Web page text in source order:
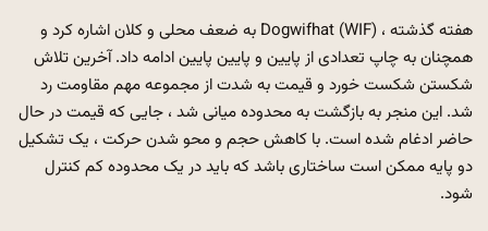
هفته گذشته ، Dogwifhat (WIF) به ضعف محلی و کلان اشاره کرد و
همچنان به چاپ تعدادی از پایین و پایین پایین ادامه داد. آخرین تلاش
شکستن شکست خورد و قیمت به شدت از مجموعه مهم مقاومت رد
شد. این منجر به بازگشت به محدوده میانی شد ، جایی که قیمت در حال
حاضر ادغام شده است. با کاهش حجم و محو شدن حرکت ، یک تشکیل
دو پایه ممکن است ساختاری باشد که باید در یک محدوده کم کنترل
شود.